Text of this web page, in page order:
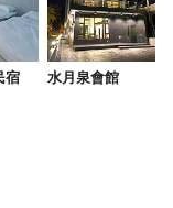
宿 水月泉會館